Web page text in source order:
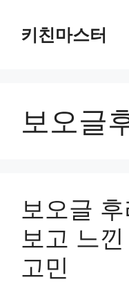
키친마스터
보오글
보오글
보고 느
고민